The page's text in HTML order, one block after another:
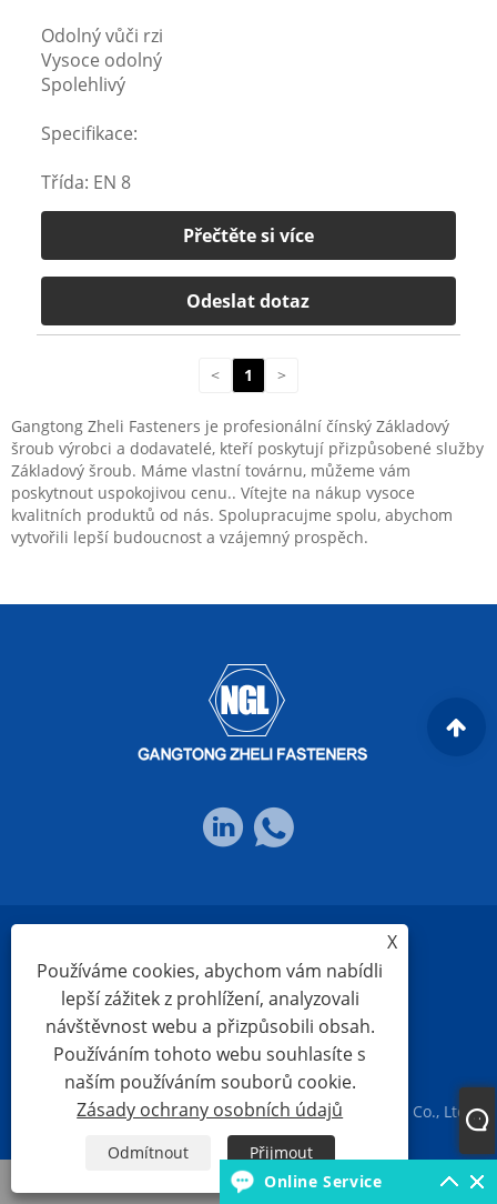
Odolný vůči rzi
Vysoce odolný
Spolehlivý
Specifikace:
Třída: EN 8
Přečtěte si více
Odeslat dotaz
< 1 >
Gangtong Zheli Fasteners je profesionální čínský Základový
šroub výrobci a dodavatelé, kteří poskytují přizpůsobené služby
Základový šroub. Máme vlastní továrnu, můžeme vám
poskytnout uspokojivou cenu.. Vítejte na nákup vysoce
kvalitních produktů od nás. Spolupracujme spolu, abychom
vytvořili lepší budoucnost a vzájemný prospěch.
X
Používáme cookies, abychom vám nabídli
lepší zážitek z prohlížení, analyzovali
návštěvnost webu a přizpůsobili obsah.
Používáním tohoto webu souhlasíte s
naším používáním souborů cookie.
Zásady ochrany osobních údajů
Odmítnout
Přijmout
E-mailem
Zásady ochrany osobních údajů
Copyright © 2023 Ningbo Gangtong Zheli Fasteners Co., Ltd.
Všechna práva vyhrazena
Online Service